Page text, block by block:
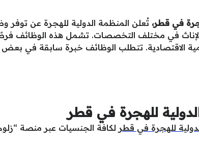
في قطر،
في مختلف التخصصات. تشمل هذه الوظائف فرصًا
الاقتصادية. تتطلب الوظائف خبرة سابقة في
للهجرة في قطر
للهجرة في قطر لكافة الجنسيات عبر منصة